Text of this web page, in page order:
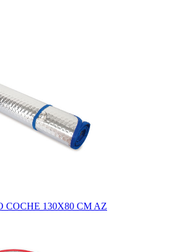
COCHE 130X80 CM AZ